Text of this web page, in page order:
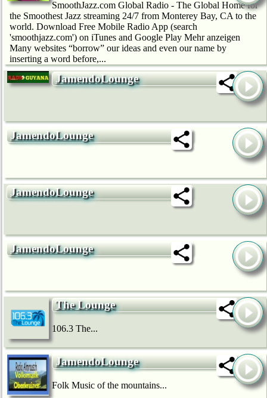
SmoothJazz.com Global Radio - The Global Home for
the Smoothest Jazz streaming 24/7 from Monterey Bay, CA to the
world. Download Free Mobile Radio App (search
'smoothjazz.com') on iTunes and Google Play Mehr anzeigen
Many websites “borrow” our ideas and even our name by
inserting a word before,...
JamendoLounge
JamendoLounge
JamendoLounge
JamendoLounge
The Lounge
106.3 The...
JamendoLounge
Folk Music of the mountains...